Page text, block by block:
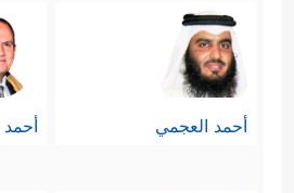
أحمد العجمي أحمد